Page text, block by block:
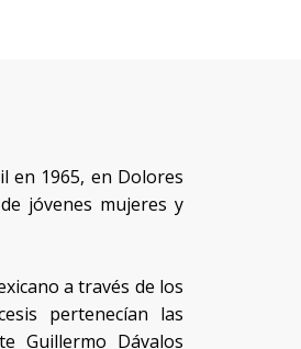
en 1965, en Dolores
jóvenes mujeres y
a través de los
pertenecían las
Guillermo Dávalos